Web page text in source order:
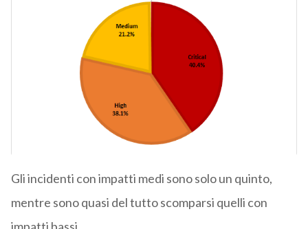
Gli incidenti con impatti medi sono solo un quinto,
mentre sono quasi del tutto scomparsi quelli con